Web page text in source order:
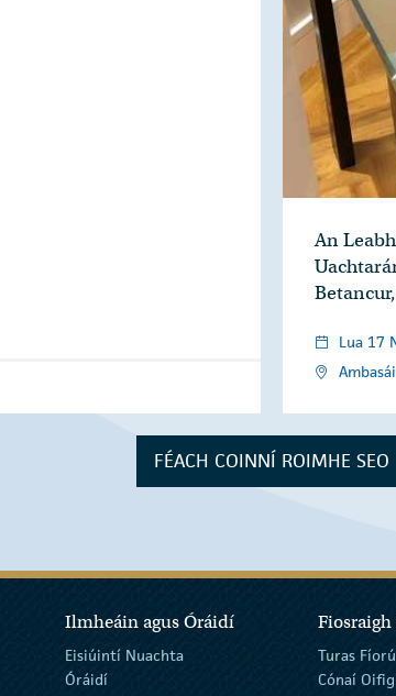
An
Lua 17
FÉACH COINNÍ ROIMHE SEO
Ilmheáin agus Óráidí
Eisiúintí Nuachta
Óráidí
Turas
Cónaí